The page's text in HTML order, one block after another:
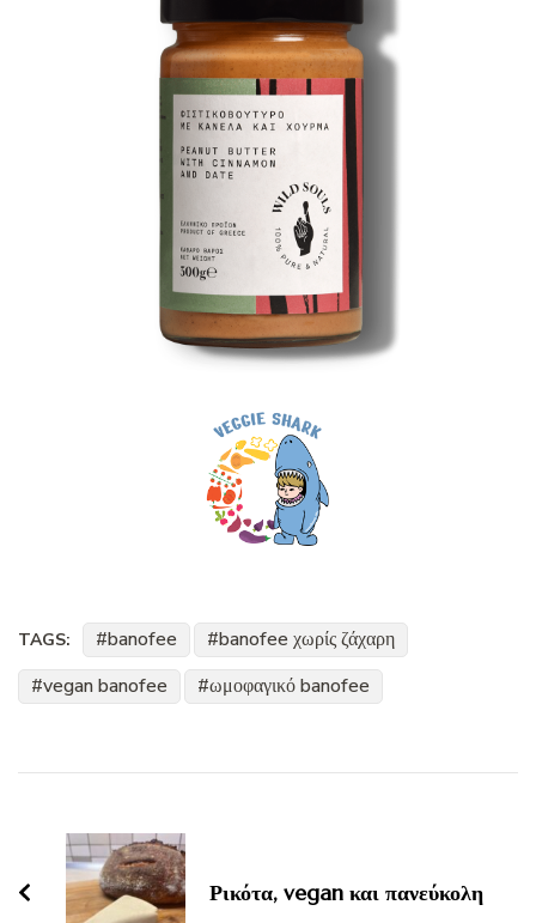
TAGS: banofee
banofee χωρίς ζάχαρη
vegan banofee
ωμοφαγικό banofee
Navigation
Ρικότα, vegan και πανεύκολη